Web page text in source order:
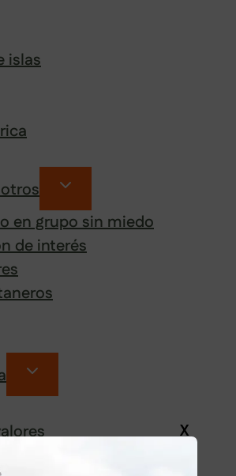
islas
en grupo sin miedo
de interés
Montana
X